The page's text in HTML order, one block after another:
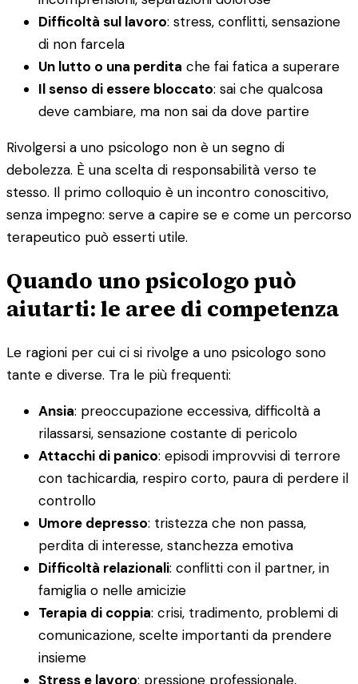
Difficoltà sul lavoro: stress, conflitti, sensazione
di non farcela
Un lutto o una perdita che fai fatica a superare
Il senso di essere bloccato: sai che qualcosa
deve cambiare, ma non sai da dove partire
Rivolgersi a uno psicologo non è un segno di
debolezza. È una scelta di responsabilità verso te
stesso. Il primo colloquio è un incontro conoscitivo,
senza impegno: serve a capire se e come un percorso
terapeutico può esserti utile.
Quando uno psicologo può
aiutarti: le aree di competenza
Le ragioni per cui ci si rivolge a uno psicologo sono
tante e diverse. Tra le più frequenti:
Ansia: preoccupazione eccessiva, difficoltà a
rilassarsi, sensazione costante di pericolo
Attacchi di panico: episodi improvvisi di terrore
con tachicardia, respiro corto, paura di perdere il
controllo
Umore depresso: tristezza che non passa,
perdita di interesse, stanchezza emotiva
Difficoltà relazionali: conflitti con il partner, in
famiglia o nelle amicizie
Terapia di coppia: crisi, tradimento, problemi di
comunicazione, scelte importanti da prendere
insieme
Stress e lavoro: pressione professionale,